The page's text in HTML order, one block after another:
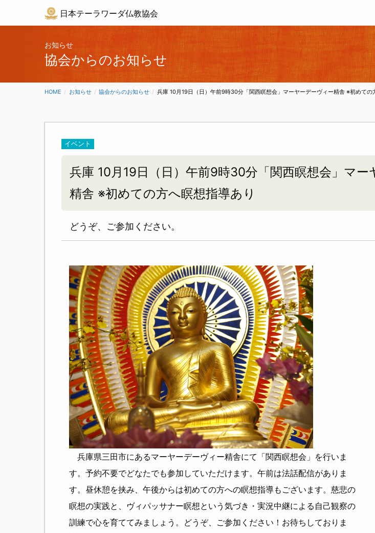
日本テーラワーダ仏教協会
お知らせ
協会からのお知らせ
HOME お知らせ 協会からのお知らせ CURRENT:
兵庫 10月19日（日）午前9時30分「関西瞑想会」マーヤーデーヴィー精舎 ※初めての
イベント
兵庫 10月19日（日）午前9時30分「関西瞑想会」マー
精舎 ※初めての方へ瞑想指導あり
どうぞ、ご参加ください。
兵庫県三田市にあるマーヤーデーヴィー精舎にて「関西瞑想会」を行いま
す。予約不要でどなたでも参加していただけます。午前は法話配信がありま
す。昼休憩を挟み、午後からは初めての方への瞑想指導もございます。慈悲の
瞑想の実践と、ヴィパッサナー瞑想という気づき・実況中継による自己観察の
訓練で心を育ててみましょう。どうぞ、ご参加ください！お待ちしておりま